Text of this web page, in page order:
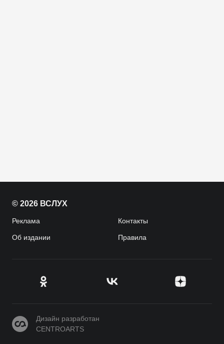
© 2026 ВСЛУХ
Реклама Контакты
Об издании Правила
CENTROARTS